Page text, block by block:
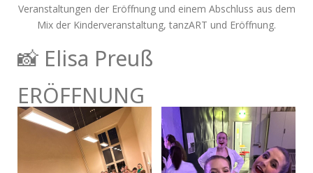
Veranstaltungen der Eröffnung und einem Abschluss aus dem
Mix der Kinderveranstaltung, tanzART und Eröffnung.
📸 Elisa Preuß
ERÖFFNUNG